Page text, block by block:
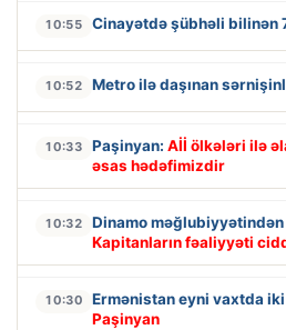
10:55 Cinayətdə şübhəli bilinən
10:52 Metro ilə daşınan
10:33 Paşinyan: Aİİ ölkələri ilə
əsas hədəfimizdir
10:32
Dinamo məğlubiyyətindən
Kapitanların fəaliyyəti
10:30 Ermənistan eyni vaxtda
Paşinyan